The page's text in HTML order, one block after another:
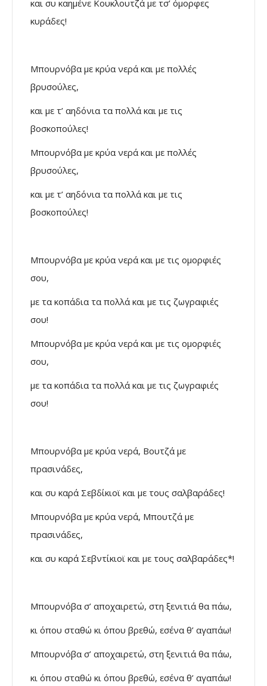
και συ καημένε Κουκλουτζά με τσ’ όμορφες
κυράδες!
Μπουρνόβα με κρύα νερά και με πολλές
βρυσούλες,
και με τ’ αηδόνια τα πολλά και με τις
βοσκοπούλες!
Μπουρνόβα με κρύα νερά και με πολλές
βρυσούλες,
και με τ’ αηδόνια τα πολλά και με τις
βοσκοπούλες!
Μπουρνόβα με κρύα νερά και με τις ομορφιές
σου,
με τα κοπάδια τα πολλά και με τις ζωγραφιές
σου!
Μπουρνόβα με κρύα νερά και με τις ομορφιές
σου,
με τα κοπάδια τα πολλά και με τις ζωγραφιές
σου!
Μπουρνόβα με κρύα νερά, Βουτζά με
πρασινάδες,
και συ καρά Σεβδίκιοϊ και με τους σαλβαράδες!
Μπουρνόβα με κρύα νερά, Μπουτζά με
πρασινάδες,
και συ καρά Σεβντίκιοϊ και με τους σαλβαράδες*!
Μπουρνόβα σ’ αποχαιρετώ, στη ξενιτιά θα πάω,
κι όπου σταθώ κι όπου βρεθώ, εσένα θ’ αγαπάω!
Μπουρνόβα σ’ αποχαιρετώ, στη ξενιτιά θα πάω,
κι όπου σταθώ κι όπου βρεθώ, εσένα θ’ αγαπάω!